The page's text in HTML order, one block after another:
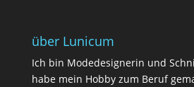
über Lunicum
Ich bin Modedesignerin und
habe mein Hobby zum Beruf